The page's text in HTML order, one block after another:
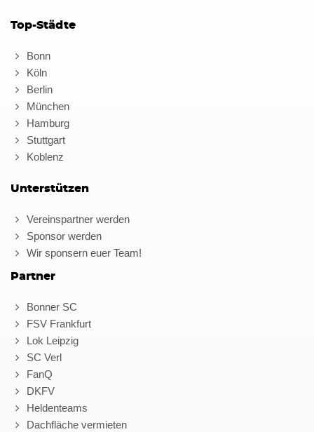
Top-Städte
Bonn
Köln
Berlin
München
Hamburg
Stuttgart
Koblenz
Unterstützen
Vereinspartner werden
Sponsor werden
Wir sponsern euer Team!
Partner
Bonner SC
FSV Frankfurt
Lok Leipzig
SC Verl
FanQ
DKFV
Heldenteams
Dachfläche vermieten